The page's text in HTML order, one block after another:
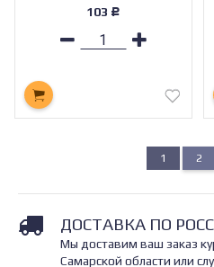
103 Р
1 2
ДОСТАВКА ПО
Мы доставим ваш заказ
Самарской области или